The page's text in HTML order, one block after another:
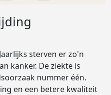
sterven er zo'n
kanker. De ziekte is
nummer één.
en een betere kwaliteit